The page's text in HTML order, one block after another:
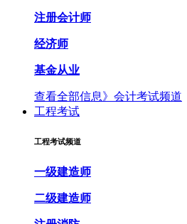
注册会计师
经济师
基金从业
查看全部信息》 会计考试频道
工程考试
工程考试频道
一级建造师
二级建造师